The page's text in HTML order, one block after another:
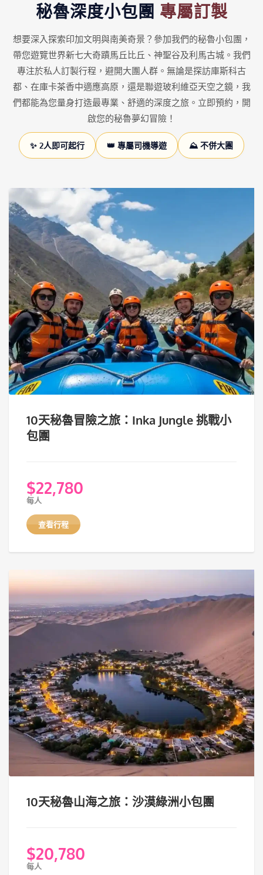
秘魯深度小包團 專屬訂製
想要深入探索印加文明與南美奇景？參加我們的秘魯小包團，
帶您遊覽世界新七大奇蹟馬丘比丘、神聖谷及利馬古城。我們
專注於私人訂製行程，避開大團人群。無論是探訪庫斯科古
都、在庫卡茶香中適應高原，還是聯遊玻利維亞天空之鏡，我
們都能為您量身打造最專業、舒適的深度之旅。立即預約，開
啟您的秘魯夢幻冒險！
✨ 2人即可起行 👑 專屬司機導遊 ⛰️ 不併大團
10天秘魯冒險之旅：Inka Jungle 挑戰小
包團
$22,780
每人
查看行程
10天秘魯山海之旅：沙漠綠洲小包團
$20,780
每人